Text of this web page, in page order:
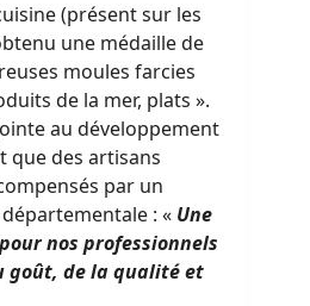
(présent sur les
une médaille de
moules farcies
de la mer, plats ».
au développement
que des artisans
par un
: « Une
nos professionnels
goût, de la qualité et